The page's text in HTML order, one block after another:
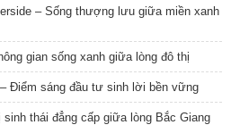
– Sống thượng lưu giữa miền xanh
gian sống xanh giữa lòng đô thị
Điểm sáng đầu tư sinh lời bền vững
thái đẳng cấp giữa lòng Bắc Giang